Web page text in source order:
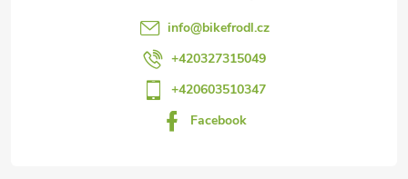
info@bikefrodl.cz
+420327315049
+420603510347
Facebook